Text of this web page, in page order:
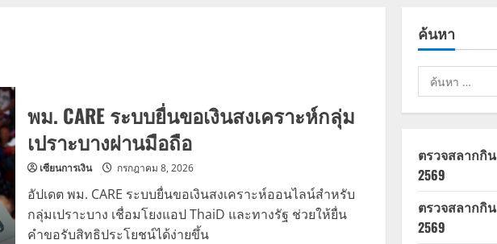
พม. CARE ระบบยื่นขอเงินสงเคราะห์กลุ่ม
เปราะบางผ่านมือถือ
เซียนการเงิน กรกฎาคม 8, 2026
อัปเดต พม. CARE ระบบยื่นขอเงินสงเคราะห์ออนไลน์สำหรับ
กลุ่มเปราะบาง เชื่อมโยงแอป ThaiD และทางรัฐ ช่วยให้ยื่น
คำขอรับสิทธิประโยชน์ได้ง่ายขึ้น
ค้นหา
ค้นหา
สำหรับ:
ตรวจสลากกิ
2569
ตรวจสลากกิ
2569